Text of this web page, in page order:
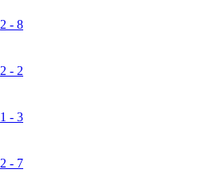
2 - 8
2 - 2
1 - 3
2 - 7